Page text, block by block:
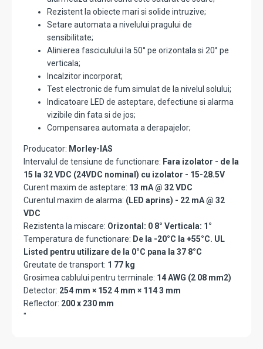
Rezistent la obiecte mari si solide intruzive;
Setare automata a nivelului pragului de
sensibilitate;
Alinierea fasciculului la 50° pe orizontala si 20° pe
verticala;
Incalzitor incorporat;
Test electronic de fum simulat de la nivelul solului;
Indicatoare LED de asteptare, defectiune si alarma
vizibile din fata si de jos;
Compensarea automata a derapajelor;
Producator: Morley-IAS
Intervalul de tensiune de functionare: Fara izolator - de la
15 la 32 VDC (24VDC nominal) cu izolator - 15-28.5V
Curent maxim de asteptare: 13 mA @ 32 VDC
Curentul maxim de alarma: (LED aprins) - 22 mA @ 32
VDC
Rezistenta la miscare: Orizontal: 0 8° Verticala: 1°
Temperatura de functionare: De la -20°C la +55°C. UL
Listed pentru utilizare de la 0°C pana la 37 8°C
Greutate de transport: 1 77 kg
Grosimea cablului pentru terminale: 14 AWG (2 08 mm2)
Detector: 254 mm × 152 4 mm × 114 3 mm
Reflector: 200 x 230 mm
"